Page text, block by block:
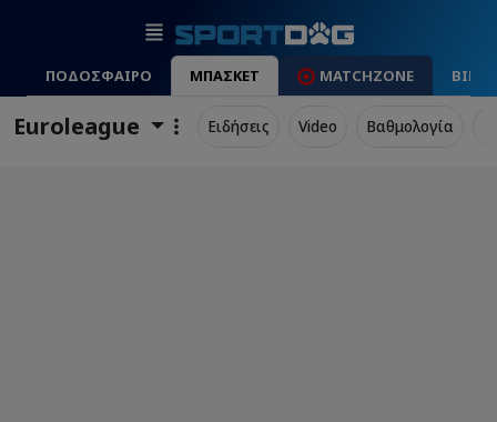
ΠΟΔΟΣΦΑΙΡΟ ΜΠΑΣΚΕΤ MATCHZONE
Euroleague Ειδήσεις Video Βαθμολογία